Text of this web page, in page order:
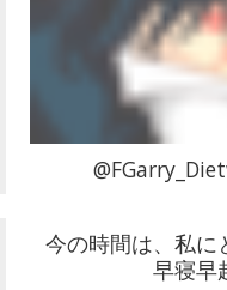
今の時間は、私に
早寝早